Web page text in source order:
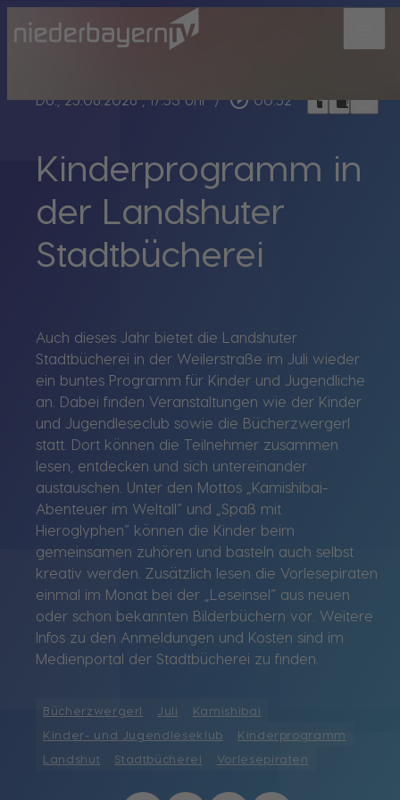
Do., 25.06.2026, 17:53 Uhr / play_circle_outline 00:52 headphoneschrome_reader_modebookmark_border
Kinderprogramm in
der Landshuter
Stadtbücherei
Auch dieses Jahr bietet die Landshuter
Stadtbücherei in der Weilerstraße im Juli wieder
ein buntes Programm für Kinder und Jugendliche
an. Dabei finden Veranstaltungen wie der Kinder
und Jugendleseclub sowie die Bücherzwergerl
statt. Dort können die Teilnehmer zusammen
lesen, entdecken und sich untereinander
austauschen. Unter den Mottos „Kamishibai-
Abenteuer im Weltall“ und „Spaß mit
Hieroglyphen“ können die Kinder beim
gemeinsamen zuhören und basteln auch selbst
kreativ werden. Zusätzlich lesen die Vorlesepiraten
einmal im Monat bei der „Leseinsel“ aus neuen
oder schon bekannten Bilderbüchern vor. Weitere
Infos zu den Anmeldungen und Kosten sind im
Medienportal der Stadtbücherei zu finden.
Bücherzwergerl Juli
Kamishibai
Kinder- und Jugendleseklub
Kinderprogramm
Landshut
Stadtbücherei Vorlesepiraten